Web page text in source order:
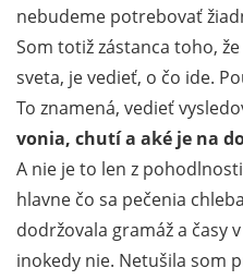
nebudeme potrebovať
Som totiž zástanca toho,
sveta, je vedieť, o čo ide.
To znamená, vedieť
vonia, chutí a aké je na
A nie je to len z
hlavne čo sa pečenia
dodržovala gramáž a časy
inokedy nie. Netušila som